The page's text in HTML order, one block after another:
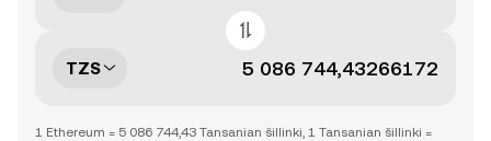
TZS
1 Ethereum = 5 086 744,43 Tansanian šillinki, 1 Tansanian šillinki =